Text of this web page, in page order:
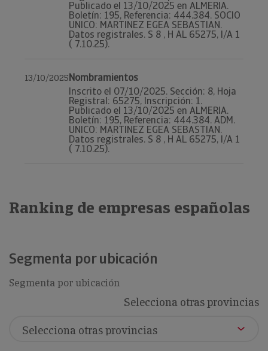
Publicado el 13/10/2025 en ALMERIA.
Boletín: 195, Referencia: 444.384. SOCIO
UNICO: MARTINEZ EGEA SEBASTIAN.
Datos registrales. S 8 , H AL 65275, I/A 1
( 7.10.25).
13/10/2025Nombramientos
Inscrito el 07/10/2025. Sección: 8, Hoja
Registral: 65275, Inscripción: 1.
Publicado el 13/10/2025 en ALMERIA.
Boletín: 195, Referencia: 444.384. ADM.
UNICO: MARTINEZ EGEA SEBASTIAN.
Datos registrales. S 8 , H AL 65275, I/A 1
( 7.10.25).
Ranking de empresas españolas
Segmenta por ubicación
Segmenta por ubicación
Selecciona otras provincias